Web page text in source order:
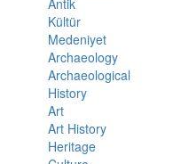
Kültür
Medeniyet
Archaeology
Archaeological
History
Art
Art History
Heritage